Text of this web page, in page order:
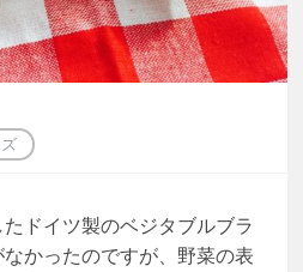
ドイツ製のベジタブルブラ
かったのですが、野菜の表